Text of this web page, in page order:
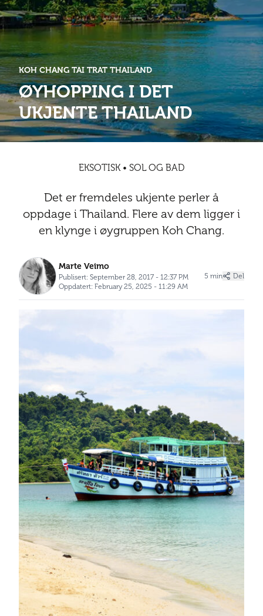
Kultur
Mat og drikke
Natur
Nyheter
Safari
Storby
Trender
Sør-Amerika
Abonnementsfordeler
Våre vilkår og personvernpolicy
Presse
Annonsere
Kontakt
Abonnementsfordeler
Digitalutgaver
Nyheter Safari Sol og bad
Spa og luksus Storby
Trender Vinter
Kontakt
KOH CHANG TAI TRAT THAILAND
ØYHOPPING I DET
UKJENTE THAILAND
EKSOTISK • SOL OG BAD
Det er fremdeles ukjente perler å
oppdage i Thailand. Flere av dem ligger i
en klynge i øygruppen Koh Chang.
Marte Veimo
Publisert: September 28, 2017 - 12:37 PM
Oppdatert: February 25, 2025 - 11:29 AM
5 min Del